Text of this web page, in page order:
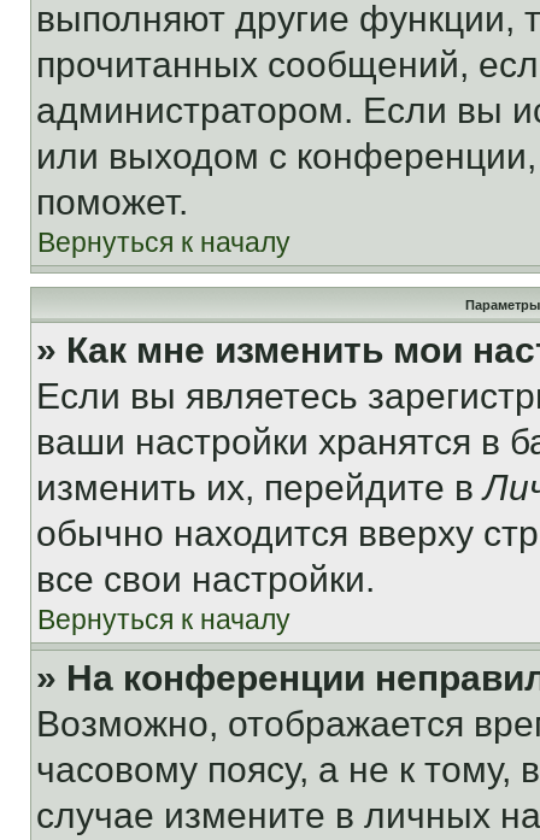
выполняют другие функции,
прочитанных сообщений,
администратором. Если вы
или выходом с
поможет.
Вернуться к началу
Параметры
» Как мне изменить мои
Если вы являетесь
ваши настройки хранятся в
изменить их, перейдите в
обычно находится вверху
все свои настройки.
Вернуться к началу
» На конференции
Возможно, отображается
часовому поясу, а не к тому,
случае измените в личных